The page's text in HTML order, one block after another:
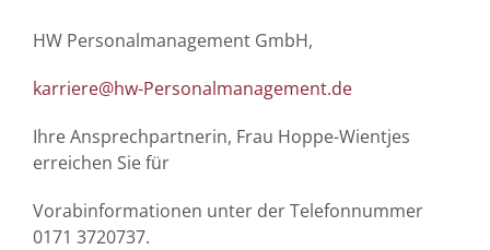
HW Personalmanagement GmbH,
karriere@hw-Personalmanagement.de
Ihre Ansprechpartnerin, Frau Hoppe-Wientjes
erreichen Sie für
Vorabinformationen unter der Telefonnummer
0171 3720737.